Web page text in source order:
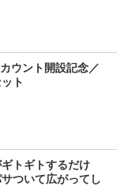
ウント開設記念／
ト
トギトするだけ
ついて広がってし